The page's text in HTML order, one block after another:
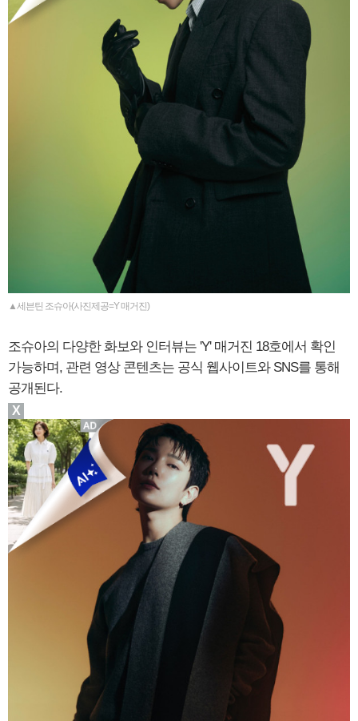
▲세븐틴 조슈아(사진제공=Y 매거진)
조슈아의 다양한 화보와 인터뷰는 'Y' 매거진 18호에서 확인
가능하며, 관련 영상 콘텐츠는 공식 웹사이트와 SNS를 통해
공개된다.
X